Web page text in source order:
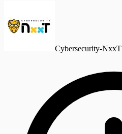
Cybersecurity-NxxT